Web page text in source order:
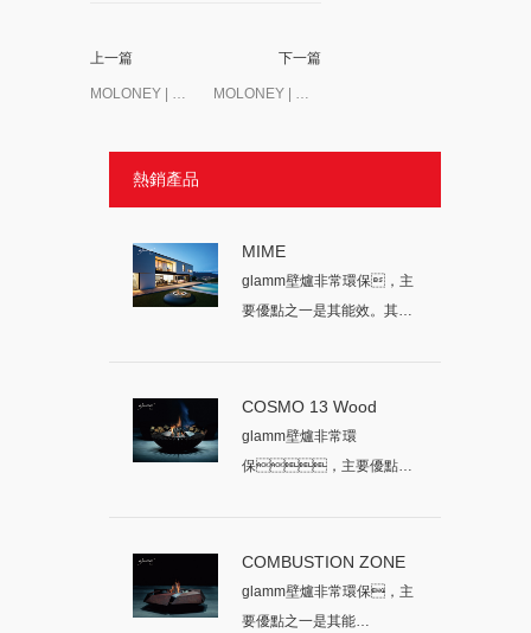
上一篇 下一篇
熱銷產品
MIME
glamm壁爐非常環保，主
要優點之一是其能效。其燃
COSMO 13 Wood
glamm壁爐非常環
保，主要優點之
COMBUSTION ZONE
glamm壁爐非常環保，主
要優點之一是其能